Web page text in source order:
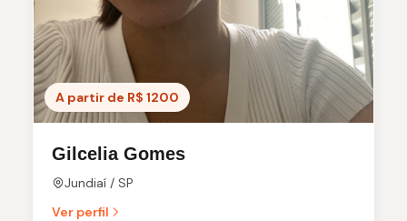
A partir de R$ 1200
Gilcelia Gomes
Jundiaí / SP
Ver perfil